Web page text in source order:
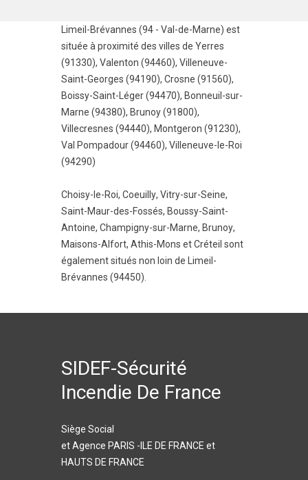
Limeil-Brévannes (94 - Val-de-Marne) est
située à proximité des villes de Yerres
(91330), Valenton (94460), Villeneuve-
Saint-Georges (94190), Crosne (91560),
Boissy-Saint-Léger (94470), Bonneuil-sur-
Marne (94380), Brunoy (91800),
Villecresnes (94440), Montgeron (91230),
Val Pompadour (94460), Villeneuve-le-Roi
(94290)
Choisy-le-Roi, Coeuilly, Vitry-sur-Seine,
Saint-Maur-des-Fossés, Boussy-Saint-
Antoine, Champigny-sur-Marne, Brunoy,
Maisons-Alfort, Athis-Mons etCréteil sont
également situés non loin de Limeil-
Brévannes (94450).
SIDEF-Sécurité
Incendie De France
Siège Social
et Agence PARIS -ILE DE FRANCE et
HAUTS DE FRANCE